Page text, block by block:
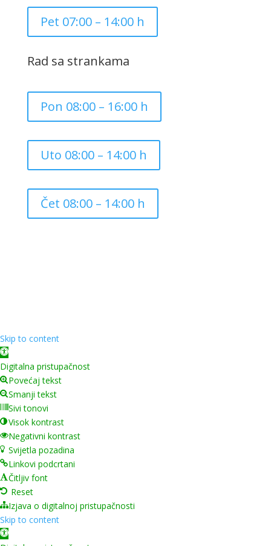
Pet 07:00 – 14:00 h
Rad sa strankama
Pon 08:00 – 16:00 h
Uto 08:00 – 14:00 h
Čet 08:00 – 14:00 h
Skip to content
Open toolbar
Digitalna pristupačnost
Povećaj tekst
Smanji tekst
Sivi tonovi
Visok kontrast
Negativni kontrast
Svijetla pozadina
Linkovi podcrtani
Čitljiv font
Reset
Izjava o digitalnoj pristupačnosti
Skip to content
Open toolbar